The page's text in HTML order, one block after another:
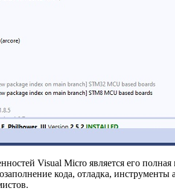
Visual Micro является его
кода, отладка,